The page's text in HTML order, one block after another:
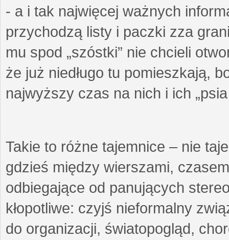
- a i tak najwięcej ważnych
przychodzą listy i paczki zza
mu spod „szóstki” nie chcieli
że już niedługo tu pomieszkają,
najwyższy czas na nich i ich
Takie to różne tajemnice – nie
gdzieś między wierszami,
odbiegające od panujących
kłopotliwe: czyjś nieformalny
do organizacji, światopogląd,